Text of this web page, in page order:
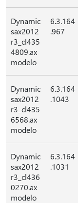
Dynamic
sax2012
r3_cl435
4809.ax
modelo
6.3.164
.967
Dynamic
sax2012
r3_cl435
6568.ax
modelo
6.3.164
.1043
Dynamic
sax2012
r3_cl436
0270.ax
modelo
6.3.164
.1031